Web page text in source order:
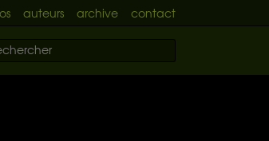
auteurs archive contact